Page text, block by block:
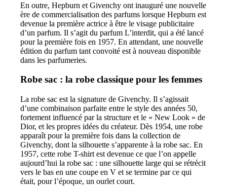
En outre, Hepburn et Givenchy ont inauguré une nouvelle
ère de commercialisation des parfums lorsque Hepburn est
devenue la première actrice à être le visage publicitaire
d’un parfum. Il s’agit du parfum L’interdit, qui a été lancé
pour la première fois en 1957. En attendant, une nouvelle
édition du parfum tant convoité est à nouveau disponible
dans les parfumeries.
Robe sac : la robe classique pour les femmes
La robe sac est la signature de Givenchy. Il s’agissait
d’une combinaison parfaite entre le style des années 50,
fortement influencé par la structure et le « New Look » de
Dior, et les propres idées du créateur. Dès 1954, une robe
apparaît pour la première fois dans la collection de
Givenchy, dont la silhouette s’apparente à la robe sac. En
1957, cette robe T-shirt est devenue ce que l’on appelle
aujourd’hui la robe sac : une silhouette large qui se rétrécit
vers le bas en une coupe en V et se termine par ce qui
était, pour l’époque, un ourlet court.